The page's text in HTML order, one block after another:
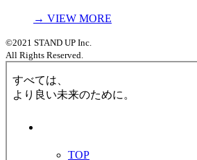
→ VIEW MORE
©2021 STAND UP Inc.
All Rights Reserved.